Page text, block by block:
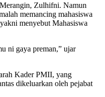
Zulhifni. Namun
memancing mahasiswa
menyebut Mahasiswa
ni gaya preman,” ujar
Kader PMII, yang
dikeluarkan oleh pejabat